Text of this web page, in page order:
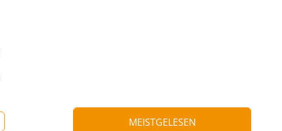
MEISTGELESEN